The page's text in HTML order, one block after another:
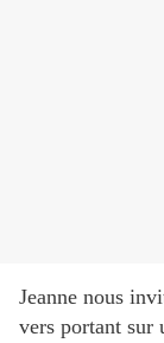
Jeanne nous
vers portant sur